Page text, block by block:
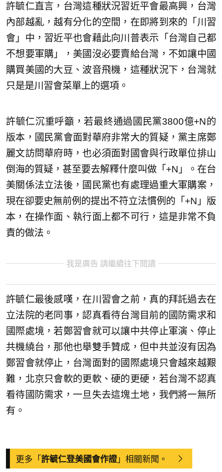
許毓仁直言，台灣這種狀況習近平會最高興，台灣
內部越亂，越有分化的空間，在即將到來的「川習
會」中，習近平也會藉此向川普表示「台灣自己都
不想要軍購」，美國沒必要賣給台灣，不如讓中國
購買美國的大豆、波音飛機，這種狀況下，台灣就
只是是川習會菜單上的選項。
許毓仁沉重呼籲，若最終通過國民黨3800億+N的
版本，國民黨會面對華府非常大的質疑，黨主席鄭
麗文訪問華府時，也必須面對國會與行政單位排山
倒海的質疑，甚至要去解釋什麼叫做「+N」。在台
美關係法立法後，國民黨也有處理過重大軍購案，
現在卻要史無前例的提出不符立法慣例的「+N」版
本，在操作面、執行面上都不可行，這是非常不負
責的做法。
我是廣告 請繼續往下閱讀
許毓仁最後感嘆，在川習會之前，真的拜託過去在
立法院的老同事，認真看待台灣目前的國防需求和
國際處境，若鄭習會就可以讓中共停止軍演、停止
共機繞台，那他也舉雙手贊成，但中共並沒有因為
鄭習會就停止，台灣面對的國際處境只會越來越艱
難，北京只會軟的更軟、硬的更硬，若台灣不認真
看待國防需求，一旦失去這塊土地，我們將一無所
有。
更多「許毓仁登美國會作證」相關新聞。